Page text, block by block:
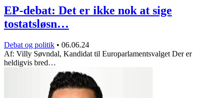
EP-debat: Det er ikke nok at sige
tostatsløsn…
Debat og politik • 06.06.24
Af: Villy Søvndal, Kandidat til Europarlamentsvalget Der er
heldigvis bred…